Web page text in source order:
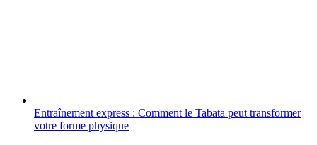
Entraînement express : Comment le Tabata peut transformer
votre forme physique